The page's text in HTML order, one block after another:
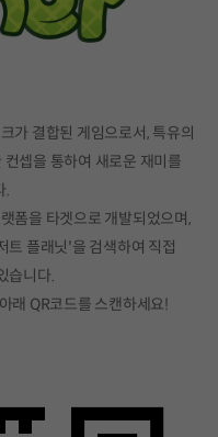
가 결합된 게임으로서, 특유의
컨셉을 통하여 새로운 재미를
.
폼을 타겟으로 개발되었으며,
트 플래닛'을 검색하여 직접
습니다.
래 QR코드를 스캔하세요!